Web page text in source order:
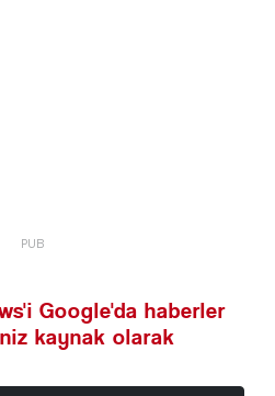
Google'da haberler
kaynak olarak